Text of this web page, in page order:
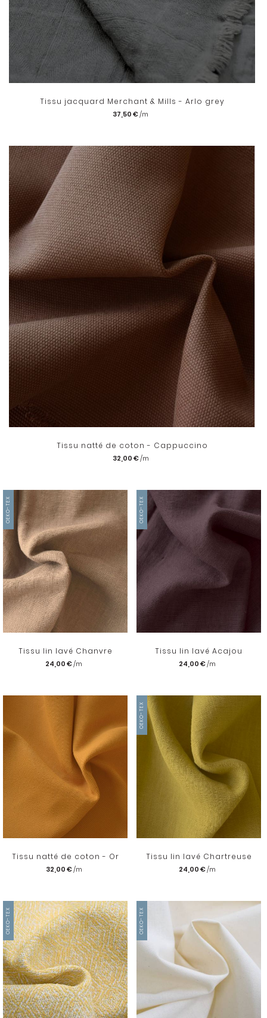
Tissu jacquard Merchant & Mills - Arlo grey
37,50 €
Tissu natté de coton - Cappuccino
32,00 €
OEKO-TEX
Tissu lin lavé Chanvre
24,00 €
OEKO-TEX
Tissu lin lavé Acajou
24,00 €
Tissu natté de coton - Or
32,00 €
OEKO-TEX
Tissu lin lavé Chartreuse
24,00 €
OEKO-TEX OEKO-TEX